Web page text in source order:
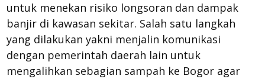
untuk menekan risiko longsoran dan dampak
banjir di kawasan sekitar. Salah satu langkah
yang dilakukan yakni menjalin komunikasi
dengan pemerintah daerah lain untuk
mengalihkan sebagian sampah ke Bogor agar